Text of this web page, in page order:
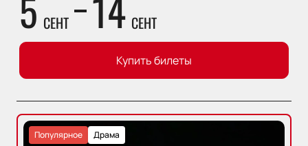
СЕНТ СЕНТ
Купить билеты
Драма
Популярное